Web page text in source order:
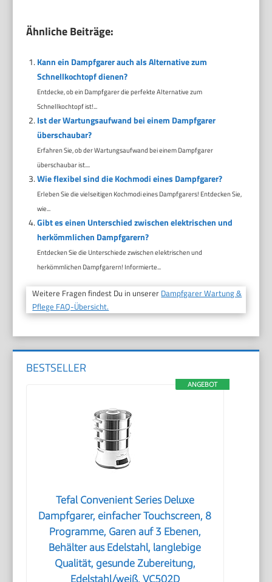
Ähnliche Beiträge:
Kann ein Dampfgarer auch als Alternative zum
Schnellkochtopf dienen?
Entdecke, ob ein Dampfgarer die perfekte Alternative zum
Schnellkochtopf ist!...
Ist der Wartungsaufwand bei einem Dampfgarer
überschaubar?
Erfahren Sie, ob der Wartungsaufwand bei einem Dampfgarer
überschaubar ist....
Wie flexibel sind die Kochmodi eines Dampfgarer?
Erleben Sie die vielseitigen Kochmodi eines Dampfgarers! Entdecken Sie,
wie...
Gibt es einen Unterschied zwischen elektrischen und
herkömmlichen Dampfgarern?
Entdecken Sie die Unterschiede zwischen elektrischen und
herkömmlichen Dampfgarern! Informierte...
Weitere Fragen findest Du in unserer Dampfgarer Wartung &
Pflege FAQ-Übersicht.
BESTSELLER
ANGEBOT
Tefal Convenient Series Deluxe
Dampfgarer, einfacher Touchscreen, 8
Programme, Garen auf 3 Ebenen,
Behälter aus Edelstahl, langlebige
Qualität, gesunde Zubereitung,
Edelstahl/weiß, VC502D